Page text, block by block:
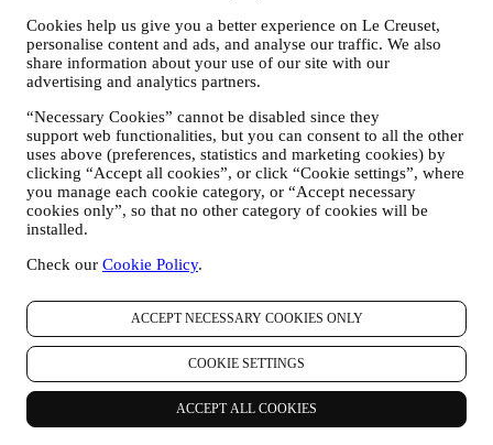
Cookies help us give you a better experience on Le Creuset,
personalise content and ads, and analyse our traffic. We also
share information about your use of our site with our
advertising and analytics partners.
“Necessary Cookies” cannot be disabled since they
support web functionalities, but you can consent to all the other
uses above (preferences, statistics and marketing cookies) by
clicking “Accept all cookies”, or click “Cookie settings”, where
you manage each cookie category, or “Accept necessary
cookies only”, so that no other category of cookies will be
installed.
Check our Cookie Policy.
ACCEPT NECESSARY COOKIES ONLY
COOKIE SETTINGS
ACCEPT ALL COOKIES
"Site"), se registra uma conta Le Creuset, compra um produto Le
Creuset no site ou nas lojas Le Creuset (Boutiques Signature e
Outlets) ou assina as nossas comunicações de marketing. Os dados
pessoais podem dizer respeito a:
nome, sobrenome, endereço de e-mail, data de nascimento e
outros detalhes de contato (endereço, número de telefone e
endereço de e-mail), para registrar uma conta Le Creuset ou
comprar como usuário convidado, ou para assinar nossa
newsletter no site ou na loja.
os seus dados de compra, por exemplo, data e hora da
pagamentos, para gerenciar seus pedidos.
exemplo, identificadores on-line - como seu endereço IP,
versão do navegador, sistema operacional, duração da visita,
usuário que retorna, origem geográfica), reunidos durante as
suas visitas ao site (se você é um usuário registrado ou não),
usando registros e / ou tecnologias de rastreamento como
“cookies” e tecnologias semelhantes (incluindo pixels de
rastreamento em e-mail), para melhorar nossos serviços e